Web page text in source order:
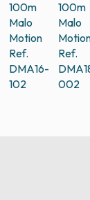
100m
Malo
Motion
Ref.
DMA16-
102
100m
Malo
Ref.
002